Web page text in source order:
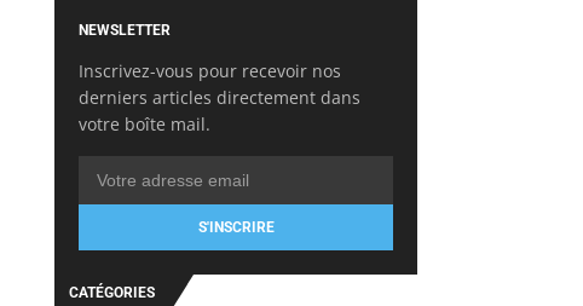
NEWSLETTER
Inscrivez-vous pour recevoir nos
derniers articles directement dans
votre boîte mail.
S'INSCRIRE
CATÉGORIES